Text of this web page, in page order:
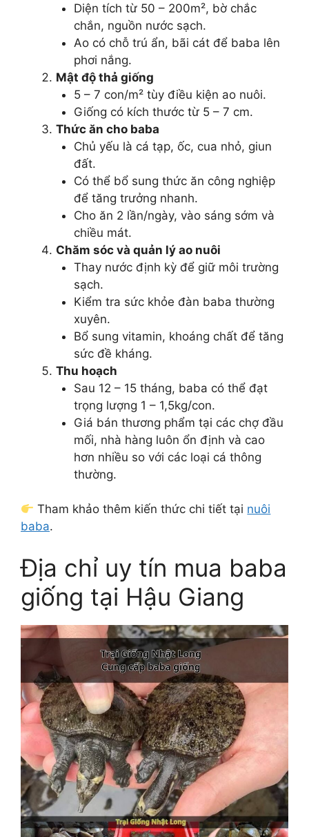
Diện tích từ 50 – 200m², bờ chắc
chắn, nguồn nước sạch.
Ao có chỗ trú ẩn, bãi cát để baba lên
phơi nắng.
Mật độ thả giống
5 – 7 con/m² tùy điều kiện ao nuôi.
Giống có kích thước từ 5 – 7 cm.
Thức ăn cho baba
Chủ yếu là cá tạp, ốc, cua nhỏ, giun
đất.
Có thể bổ sung thức ăn công nghiệp
để tăng trưởng nhanh.
Cho ăn 2 lần/ngày, vào sáng sớm và
chiều mát.
Chăm sóc và quản lý ao nuôi
Thay nước định kỳ để giữ môi trường
sạch.
Kiểm tra sức khỏe đàn baba thường
xuyên.
Bổ sung vitamin, khoáng chất để tăng
sức đề kháng.
Thu hoạch
Sau 12 – 15 tháng, baba có thể đạt
trọng lượng 1 – 1,5kg/con.
Giá bán thương phẩm tại các chợ đầu
mối, nhà hàng luôn ổn định và cao
hơn nhiều so với các loại cá thông
thường.
Tham khảo thêm kiến thức chi tiết tại nuôi
baba.
Địa chỉ uy tín mua baba
giống tại Hậu Giang